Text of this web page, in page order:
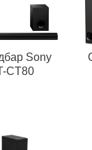
Sony
CT80